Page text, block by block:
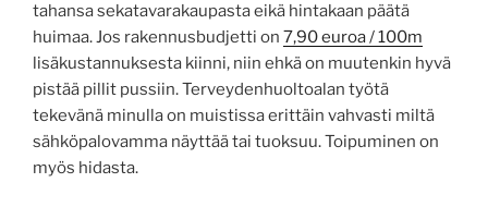
tahansa sekatavarakaupasta eikä hintakaan päätä
huimaa. Jos rakennusbudjetti on 7,90 euroa / 100m
lisäkustannuksesta kiinni, niin ehkä on muutenkin hyvä
pistää pillit pussiin. Terveydenhuoltoalan työtä
tekevänä minulla on muistissa erittäin vahvasti miltä
sähköpalovamma näyttää tai tuoksuu. Toipuminen on
myös hidasta.